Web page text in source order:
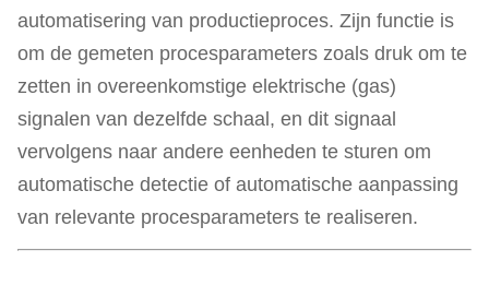
automatisering van productieproces. Zijn functie is
om de gemeten procesparameters zoals druk om te
zetten in overeenkomstige elektrische (gas)
signalen van dezelfde schaal, en dit signaal
vervolgens naar andere eenheden te sturen om
automatische detectie of automatische aanpassing
van relevante procesparameters te realiseren.